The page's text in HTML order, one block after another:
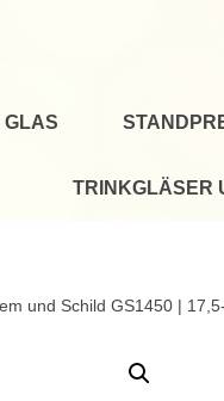
GLAS
TRINKGLÄSER
und Schild GS1450 |